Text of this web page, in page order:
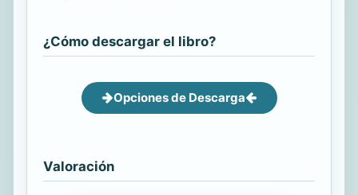
¿Cómo descargar el libro?
Opciones de Descarga
Valoración